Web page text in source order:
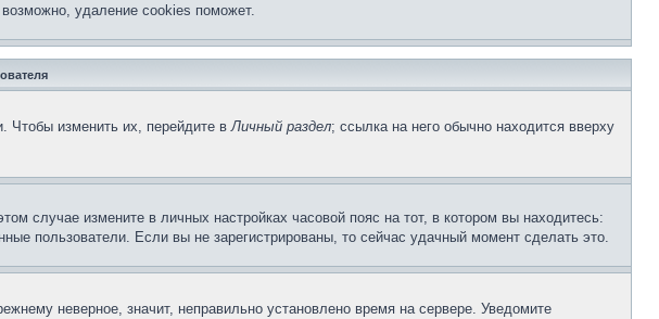
удаление cookies поможет.
Чтобы изменить их, перейдите вЛичный раздел; ссылка на него обычно находится вверху
случае измените в личных настройках часовой пояс на тот, в котором вы находитесь:
пользователи. Если вы не зарегистрированы, то сейчас удачный момент сделать это.
неверное, значит, неправильно установлено время на сервере. Уведомите